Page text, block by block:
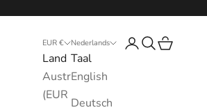
EUR €
Land
Australië
(EUR €)
Nederlands
Taal
English
Deutsch
Inloggen
Zoeken